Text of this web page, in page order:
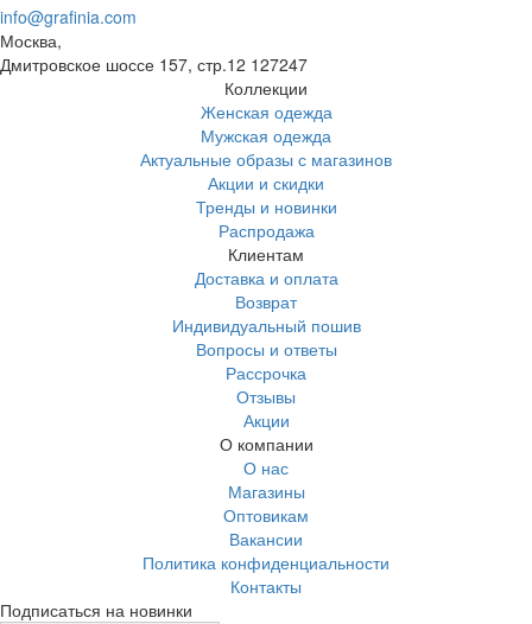
info@grafinia.com
Москва,
Дмитровское шоссе 157, стр.12 127247
Коллекции
Женская одежда
Мужская одежда
Актуальные образы с магазинов
Акции и скидки
Тренды и новинки
Распродажа
Клиентам
Доставка и оплата
Возврат
Индивидуальный пошив
Вопросы и ответы
Рассрочка
Отзывы
Акции
О компании
О нас
Магазины
Оптовикам
Вакансии
Политика конфиденциальности
Контакты
Подписаться на новинки